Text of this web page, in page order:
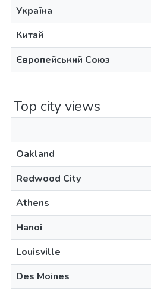
Україна
Китай
Європейський Союз
Top city views
Oakland
Redwood City
Athens
Hanoi
Louisville
Des Moines